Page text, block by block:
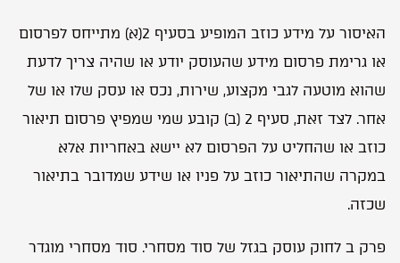
האיסור על מידע כוזב המופיע בסעיף 2(א) מתייחס לפרסום
או גרימת פרסום מידע שהעוסק יודע או שהיה צריך לדעת
שהוא מוטעה לגבי מקצוע, שירות, נכס או עסק שלו או של
אחר. לצד זאת, סעיף 2 (ב) קובע שמי שמפיץ פרסום תיאור
כוזב או שהחליט על הפרסום לא יישא באחריות אלא
במקרה שהתיאור כוזב על פניו או שידע שמדובר בתיאור
שכזה.
פרק ב לחוק עוסק בגזל של סוד מסחרי. סוד מסחרי מוגדר